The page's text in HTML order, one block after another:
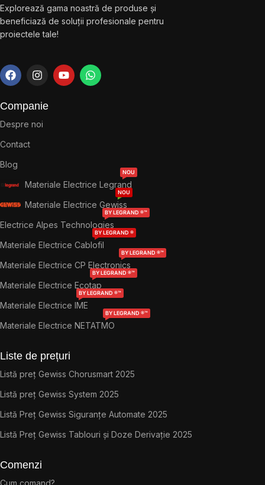
Explorează gama noastră de produse și
beneficiază de soluții profesionale pentru
proiectele tale!
Companie
Despre noi
Contact
Blog
Materiale Electrice Legrand
NOU
Materiale Electrice Gewiss
NOU
Electrice Alpes Technologies
BY LEGRAND ®™
Materiale Electrice Cablofil
BY LEGRAND ®
Materiale Electrice CP Electronics
BY LEGRAND ®™
Materiale Electrice Ecotap
BY LEGRAND ®™
Materiale Electrice IME
BY LEGRAND ®™
Materiale Electrice NETATMO
BY LEGRAND ®™
Liste de prețuri
Listă preț Gewiss Chorusmart 2025
Listă preț Gewiss System 2025
Listă Preț Gewiss Siguranțe Automate 2025
Listă Preț Gewiss Tablouri și Doze Derivație 2025
Comenzi
Cum comand?